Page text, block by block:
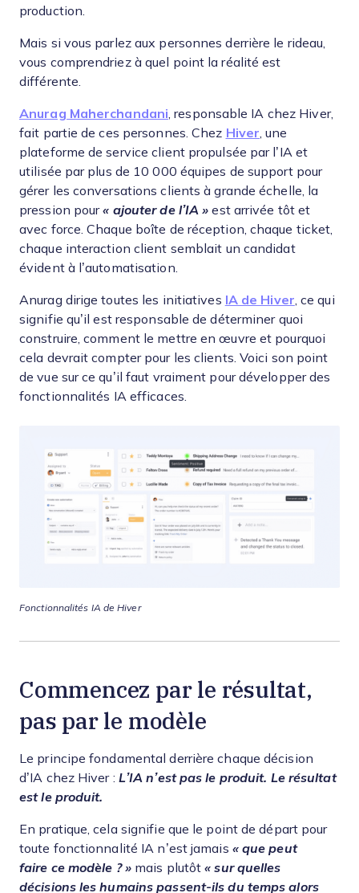
production.
Mais si vous parlez aux personnes derrière le rideau,
vous comprendriez à quel point la réalité est
différente.
Anurag Maherchandani, responsable IA chez Hiver,
fait partie de ces personnes. Chez Hiver, une
plateforme de service client propulsée par l’IA et
utilisée par plus de 10 000 équipes de support pour
gérer les conversations clients à grande échelle, la
pression pour« ajouter de l’IA » est arrivée tôt et
avec force. Chaque boîte de réception, chaque ticket,
chaque interaction client semblait un candidat
évident à l’automatisation.
Anurag dirige toutes les initiatives IA de Hiver, ce qui
signifie qu’il est responsable de déterminer quoi
construire, comment le mettre en œuvre et pourquoi
cela devrait compter pour les clients. Voici son point
de vue sur ce qu’il faut vraiment pour développer des
fonctionnalités IA efficaces.
Fonctionnalités IA de Hiver
Commencez par le résultat,
pas par le modèle
Le principe fondamental derrière chaque décision
d’IA chez Hiver : L’IA n’est pas le produit. Le résultat
est le produit.
En pratique, cela signifie que le point de départ pour
toute fonctionnalité IA n’est jamais « que peut
faire ce modèle ? »mais plutôt« sur quelles
décisions les humains passent-ils du temps alors